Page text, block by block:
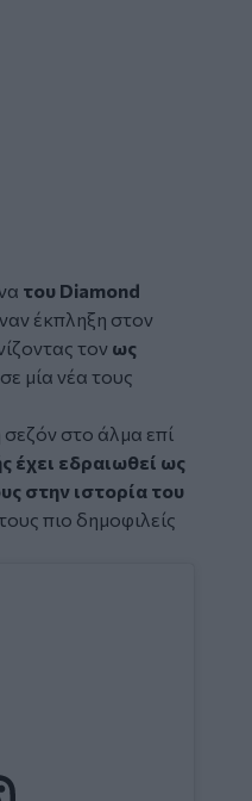
του Diamond
έκπληξη στον
τον ως
σε μία νέα τους
στο άλμα επί
έχει εδραιωθεί ως
στην ιστορία του
πιο δημοφιλείς